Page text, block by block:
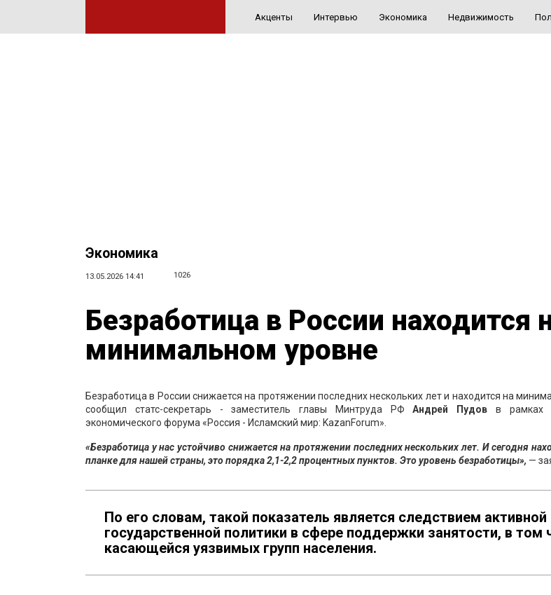
Акценты Интервью Экономика Недвижимость
Экономика
13.05.2026 14:41 1026
Безработица в России находится
минимальном уровне
Безработица в России снижается на протяжении последних нескольких лет и находится на
сообщил статс-секретарь - заместитель главы Минтруда РФАндрей Пудов в рамках
экономического форума «Россия - Исламский мир: KazanForum».
«Безработица у нас устойчиво снижается на протяжении последних нескольких лет. И сегодня
планке для нашей страны, это порядка 2,1-2,2 процентных пунктов. Это уровень безработицы», —
По его словам, такой показатель является следствием активной
государственной политики в сфере поддержки занятости, в том
касающейся уязвимых групп населения.